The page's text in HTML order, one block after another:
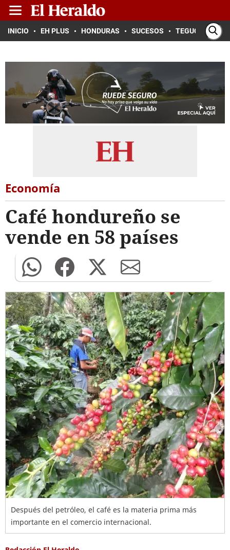
INICIO EH PLUS HONDURAS SUCESOS TEGUCIGALPA
Economía
Café hondureño se
vende en 58 países
Después del petróleo, el café es la materia prima más
importante en el comercio internacional.